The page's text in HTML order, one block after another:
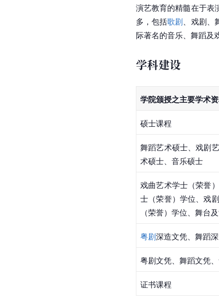
演艺教育的精髓在于表
多，包括歌剧 、戏剧
际著名的音乐、舞蹈及
学科建设
学院颁授之主要学术
硕士课程
舞蹈艺术硕士、戏剧
术硕士、音乐硕士
戏曲艺术学士（荣誉
士（荣誉）学位、戏
（荣誉）学位、舞台
粤剧深造文凭、舞蹈
粤剧文凭、舞蹈文凭
证书课程